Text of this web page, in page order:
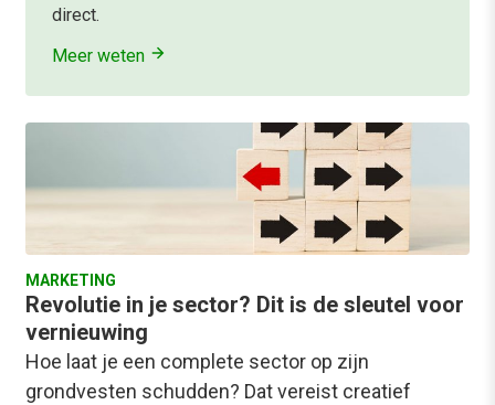
direct.
Meer weten
MARKETING
Revolutie in je sector? Dit is de sleutel voor
vernieuwing
Hoe laat je een complete sector op zijn
grondvesten schudden? Dat vereist creatief